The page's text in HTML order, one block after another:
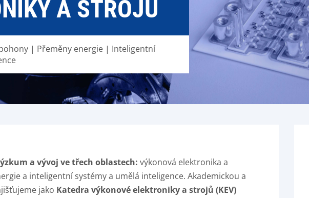
A STROJŮ
| Přeměny energie | Inteligentní
a vývoj ve třech oblastech: výkonová elektronika a
a inteligentní systémy a umělá inteligence. Akademickou a
jako Katedra výkonové elektroniky a strojů (KEV)